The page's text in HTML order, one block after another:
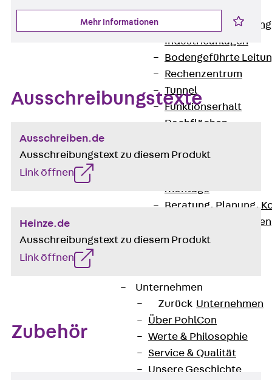
Anwendungsgebiete
Industrieanlagen
Bodengeführte
Rechenzentrum
Tunnel
Funktionserhalt
Dachflächen
Zurück
Montage
Beratung, Planung,
Individuelle Lösungen
Referenzen
Unternehmen
Zurück Unternehmen
Über PohlCon
Werte & Philosophie
Service & Qualität
Unsere Geschichte
Mehr Informationen
Ausschreibungstexte
Ausschreiben.de
Ausschreibungstext zu diesem Produkt
Link öffnen
Heinze.de
Ausschreibungstext zu diesem Produkt
Link öffnen
Zubehör